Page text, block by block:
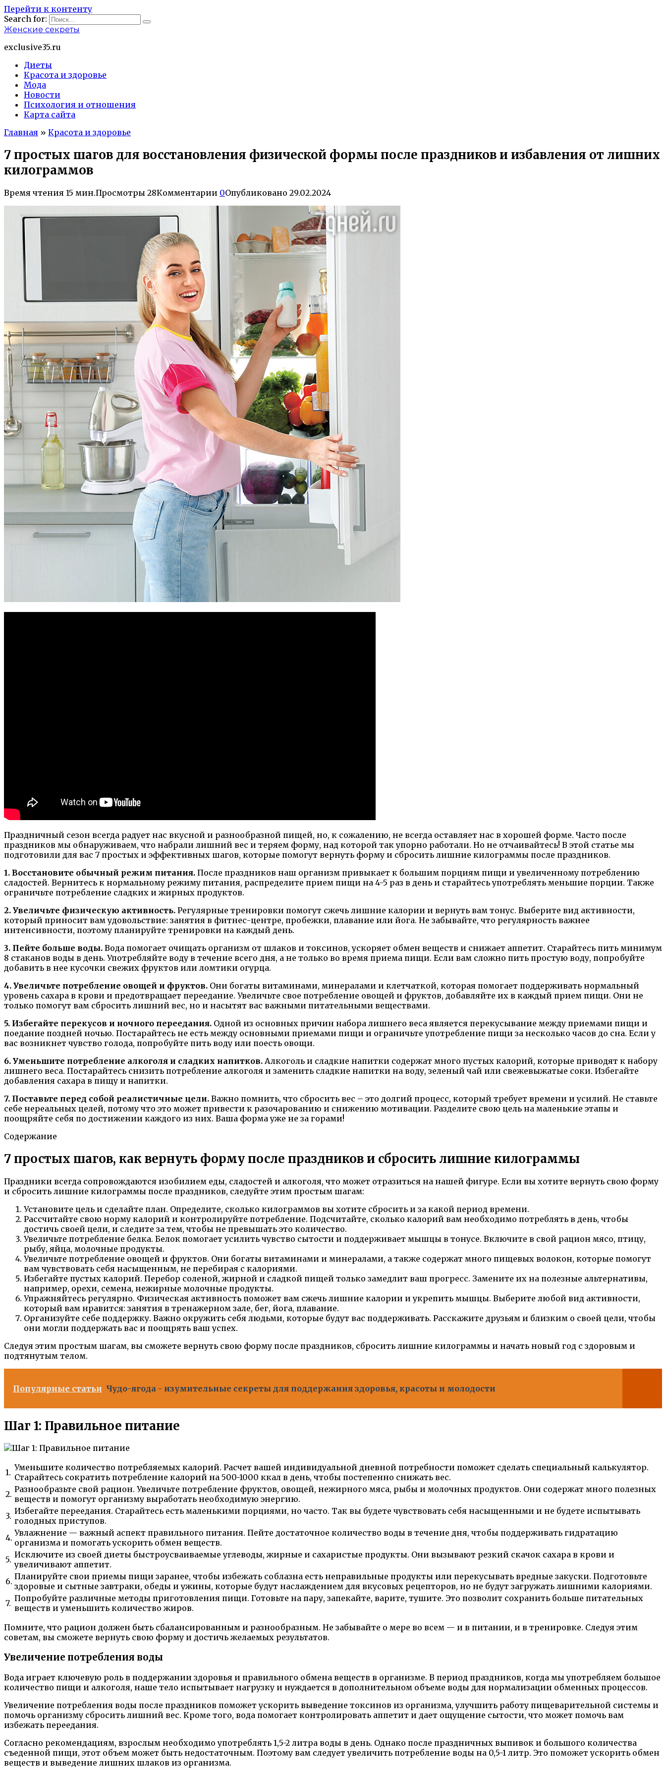
Перейти к контенту
Search for:
Женские секреты
exclusive35.ru
Диеты
Красота и здоровье
Мода
Новости
Психология и отношения
Карта сайта
Главная » Красота и здоровье
7 простых шагов для восстановления физической формы после праздников и избавления от лишних
килограммов
Время чтения 15 мин.Просмотры 28Комментарии 0Опубликовано 29.02.2024
Праздничный сезон всегда радует нас вкусной и разнообразной пищей, но, к сожалению, не всегда оставляет нас в хорошей форме. Часто после
праздников мы обнаруживаем, что набрали лишний вес и теряем форму, над которой так упорно работали. Но не отчаивайтесь! В этой статье мы
подготовили для вас 7 простых и эффективных шагов, которые помогут вернуть форму и сбросить лишние килограммы после праздников.
1. Восстановите обычный режим питания. После праздников наш организм привыкает к большим порциям пищи и увеличенному потреблению
сладостей. Вернитесь к нормальному режиму питания, распределите прием пищи на 4-5 раз в день и старайтесь употреблять меньшие порции. Также
ограничьте потребление сладких и жирных продуктов.
2. Увеличьте физическую активность. Регулярные тренировки помогут сжечь лишние калории и вернуть вам тонус. Выберите вид активности,
который приносит вам удовольствие: занятия в фитнес-центре, пробежки, плавание или йога. Не забывайте, что регулярность важнее
интенсивности, поэтому планируйте тренировки на каждый день.
3. Пейте больше воды. Вода помогает очищать организм от шлаков и токсинов, ускоряет обмен веществ и снижает аппетит. Старайтесь пить минимум
8 стаканов воды в день. Употребляйте воду в течение всего дня, а не только во время приема пищи. Если вам сложно пить простую воду, попробуйте
добавить в нее кусочки свежих фруктов или ломтики огурца.
4. Увеличьте потребление овощей и фруктов. Они богаты витаминами, минералами и клетчаткой, которая помогает поддерживать нормальный
уровень сахара в крови и предотвращает переедание. Увеличьте свое потребление овощей и фруктов, добавляйте их в каждый прием пищи. Они не
только помогут вам сбросить лишний вес, но и насытят вас важными питательными веществами.
5. Избегайте перекусов и ночного переедания. Одной из основных причин набора лишнего веса является перекусывание между приемами пищи и
поедание поздней ночью. Постарайтесь не есть между основными приемами пищи и ограничьте употребление пищи за несколько часов до сна. Если у
вас возникнет чувство голода, попробуйте пить воду или поесть овощи.
6. Уменьшите потребление алкоголя и сладких напитков. Алкоголь и сладкие напитки содержат много пустых калорий, которые приводят к набору
лишнего веса. Постарайтесь снизить потребление алкоголя и заменить сладкие напитки на воду, зеленый чай или свежевыжатые соки. Избегайте
добавления сахара в пищу и напитки.
7. Поставьте перед собой реалистичные цели. Важно помнить, что сбросить вес – это долгий процесс, который требует времени и усилий. Не ставьте
себе нереальных целей, потому что это может привести к разочарованию и снижению мотивации. Разделите свою цель на маленькие этапы и
поощряйте себя по достижении каждого из них. Ваша форма уже не за горами!
Содержание
7 простых шагов, как вернуть форму после праздников и сбросить лишние килограммы
Праздники всегда сопровождаются изобилием еды, сладостей и алкоголя, что может отразиться на нашей фигуре. Если вы хотите вернуть свою форму
и сбросить лишние килограммы после праздников, следуйте этим простым шагам:
Установите цель и сделайте план. Определите, сколько килограммов вы хотите сбросить и за какой период времени.
Рассчитайте свою норму калорий и контролируйте потребление. Подсчитайте, сколько калорий вам необходимо потреблять в день, чтобы
достичь своей цели, и следите за тем, чтобы не превышать это количество.
Увеличьте потребление белка. Белок помогает усилить чувство сытости и поддерживает мышцы в тонусе. Включите в свой рацион мясо, птицу,
рыбу, яйца, молочные продукты.
Увеличьте потребление овощей и фруктов. Они богаты витаминами и минералами, а также содержат много пищевых волокон, которые помогут
вам чувствовать себя насыщенным, не перебирая с калориями.
Избегайте пустых калорий. Перебор соленой, жирной и сладкой пищей только замедлит ваш прогресс. Замените их на полезные альтернативы,
например, орехи, семена, нежирные молочные продукты.
Упражняйтесь регулярно. Физическая активность поможет вам сжечь лишние калории и укрепить мышцы. Выберите любой вид активности,
который вам нравится: занятия в тренажерном зале, бег, йога, плавание.
Организуйте себе поддержку. Важно окружить себя людьми, которые будут вас поддерживать. Расскажите друзьям и близким о своей цели, чтобы
они могли поддержать вас и поощрять ваш успех.
Следуя этим простым шагам, вы сможете вернуть свою форму после праздников, сбросить лишние килограммы и начать новый год с здоровым и
подтянутым телом.
Популярные статьи Чудо-ягода - изумительные секреты для поддержания здоровья, красоты и молодости
Шаг 1: Правильное питание
1. Уменьшите количество потребляемых калорий. Расчет вашей индивидуальной дневной потребности поможет сделать специальный калькулятор.
Старайтесь сократить потребление калорий на 500-1000 ккал в день, чтобы постепенно снижать вес.
2. Разнообразьте свой рацион. Увеличьте потребление фруктов, овощей, нежирного мяса, рыбы и молочных продуктов. Они содержат много полезных
веществ и помогут организму выработать необходимую энергию.
3. Избегайте переедания. Старайтесь есть маленькими порциями, но часто. Так вы будете чувствовать себя насыщенными и не будете испытывать
голодных приступов.
4. Увлажнение — важный аспект правильного питания. Пейте достаточное количество воды в течение дня, чтобы поддерживать гидратацию
организма и помогать ускорить обмен веществ.
5. Исключите из своей диеты быстроусваиваемые углеводы, жирные и сахаристые продукты. Они вызывают резкий скачок сахара в крови и
увеличивают аппетит.
6. Планируйте свои приемы пищи заранее, чтобы избежать соблазна есть неправильные продукты или перекусывать вредные закуски. Подготовьте
здоровые и сытные завтраки, обеды и ужины, которые будут наслаждением для вкусовых рецепторов, но не будут загружать лишними калориями.
7. Попробуйте различные методы приготовления пищи. Готовьте на пару, запекайте, варите, тушите. Это позволит сохранить больше питательных
веществ и уменьшить количество жиров.
Помните, что рацион должен быть сбалансированным и разнообразным. Не забывайте о мере во всем — и в питании, и в тренировке. Следуя этим
советам, вы сможете вернуть свою форму и достичь желаемых результатов.
Увеличение потребления воды
Вода играет ключевую роль в поддержании здоровья и правильного обмена веществ в организме. В период праздников, когда мы употребляем большое
количество пищи и алкоголя, наше тело испытывает нагрузку и нуждается в дополнительном объеме воды для нормализации обменных процессов.
Увеличение потребления воды после праздников поможет ускорить выведение токсинов из организма, улучшить работу пищеварительной системы и
помочь организму сбросить лишний вес. Кроме того, вода помогает контролировать аппетит и дает ощущение сытости, что может помочь вам
избежать переедания.
Согласно рекомендациям, взрослым необходимо употреблять 1,5-2 литра воды в день. Однако после праздничных выпивок и большого количества
съеденной пищи, этот объем может быть недостаточным. Поэтому вам следует увеличить потребление воды на 0,5-1 литр. Это поможет ускорить обмен
веществ и выведение лишних шлаков из организма.